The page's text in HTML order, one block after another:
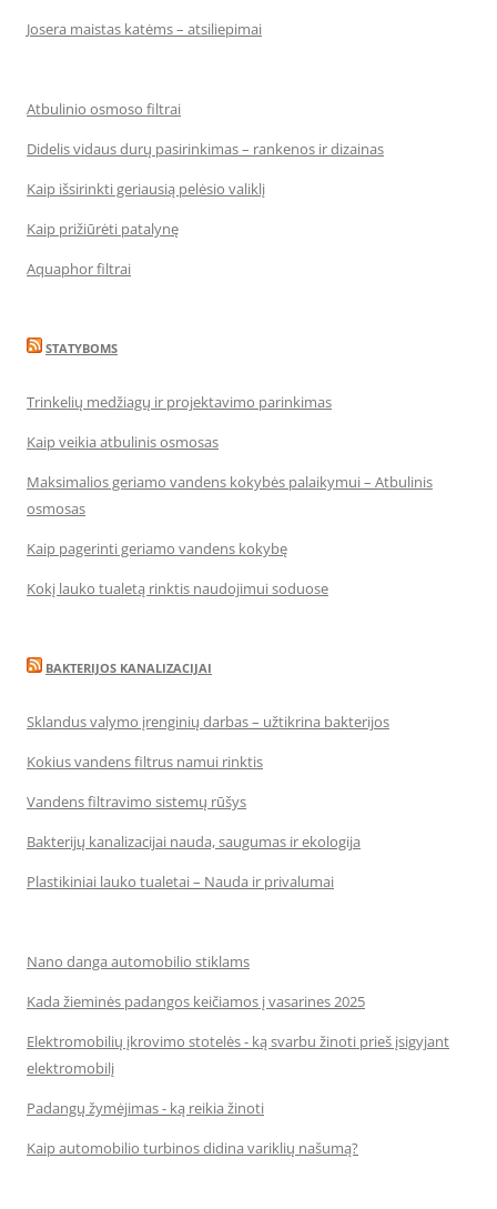
Josera maistas katėms – atsiliepimai
Atbulinio osmoso filtrai
Didelis vidaus durų pasirinkimas – rankenos ir dizainas
Kaip išsirinkti geriausią pelėsio valiklį
Kaip prižiūrėti patalynę
Aquaphor filtrai
STATYBOMS
Trinkelių medžiagų ir projektavimo parinkimas
Kaip veikia atbulinis osmosas
Maksimalios geriamo vandens kokybės palaikymui – Atbulinis
osmosas
Kaip pagerinti geriamo vandens kokybę
Kokį lauko tualetą rinktis naudojimui soduose
BAKTERIJOS KANALIZACIJAI
Sklandus valymo įrenginių darbas – užtikrina bakterijos
Kokius vandens filtrus namui rinktis
Vandens filtravimo sistemų rūšys
Bakterijų kanalizacijai nauda, saugumas ir ekologija
Plastikiniai lauko tualetai – Nauda ir privalumai
Nano danga automobilio stiklams
Kada žieminės padangos keičiamos į vasarines 2025
Elektromobilių įkrovimo stotelės - ką svarbu žinoti prieš įsigyjant
elektromobilį
Padangų žymėjimas - ką reikia žinoti
Kaip automobilio turbinos didina variklių našumą?